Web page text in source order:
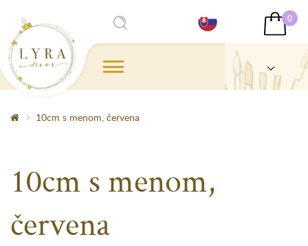
0
10cm s menom, červena
10cm s menom,
červena